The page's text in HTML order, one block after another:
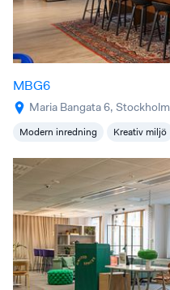
MBG6
Maria Bangata 6, Stockholm
Modern inredning Kreativ miljö